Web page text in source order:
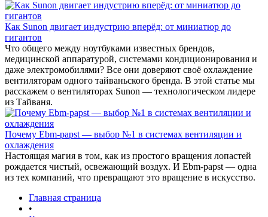
Как Sunon двигает индустрию вперёд: от миниатюр до
гигантов
Что общего между ноутбуками известных брендов,
медицинской аппаратурой, системами кондиционирования и
даже электромобилями? Все они доверяют своё охлаждение
вентиляторам одного тайваньского бренда. В этой статье мы
расскажем о вентиляторах Sunon — технологическом лидере
из Тайваня.
Почему Ebm-papst — выбор №1 в системах вентиляции и
охлаждения
Настоящая магия в том, как из простого вращения лопастей
рождается чистый, освежающий воздух. И Ebm-papst — одна
из тех компаний, что превращают это вращение в искусство.
Главная страница
•